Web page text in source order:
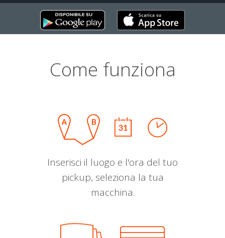
Come funziona
Inserisci il luogo e l'ora del tuo
pickup, seleziona la tua
macchina.